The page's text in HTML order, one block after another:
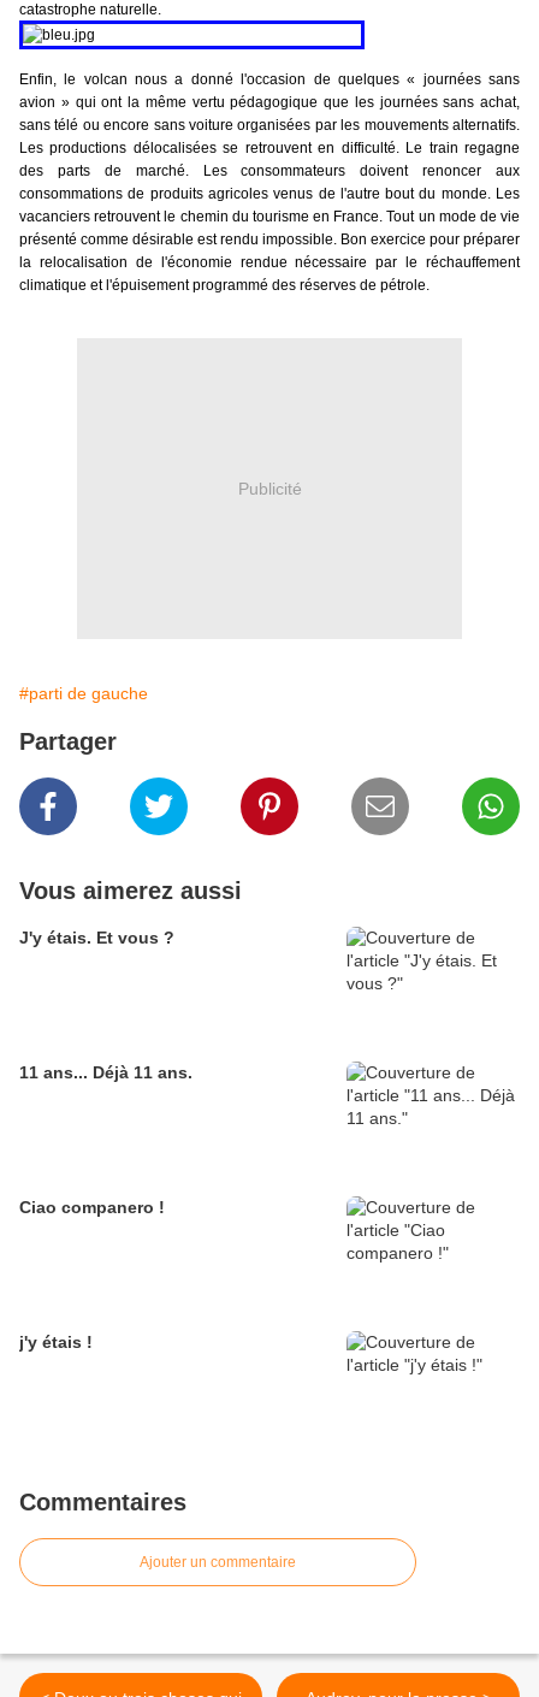
catastrophe naturelle.
Enfin, le volcan nous a donné l'occasion de quelques « journées sans
avion » qui ont la même vertu pédagogique que les journées sans achat,
sans télé ou encore sans voiture organisées par les mouvements alternatifs.
Les productions délocalisées se retrouvent en difficulté. Le train regagne
des parts de marché. Les consommateurs doivent renoncer aux
consommations de produits agricoles venus de l'autre bout du monde. Les
vacanciers retrouvent le chemin du tourisme en France. Tout un mode de vie
présenté comme désirable est rendu impossible. Bon exercice pour préparer
la relocalisation de l'économie rendue nécessaire par le réchauffement
climatique et l'épuisement programmé des réserves de pétrole.
Publicité
#parti de gauche
Partager
Vous aimerez aussi
J'y étais. Et vous ?
11 ans... Déjà 11 ans.
Ciao companero !
j'y étais !
Commentaires
Ajouter un commentaire